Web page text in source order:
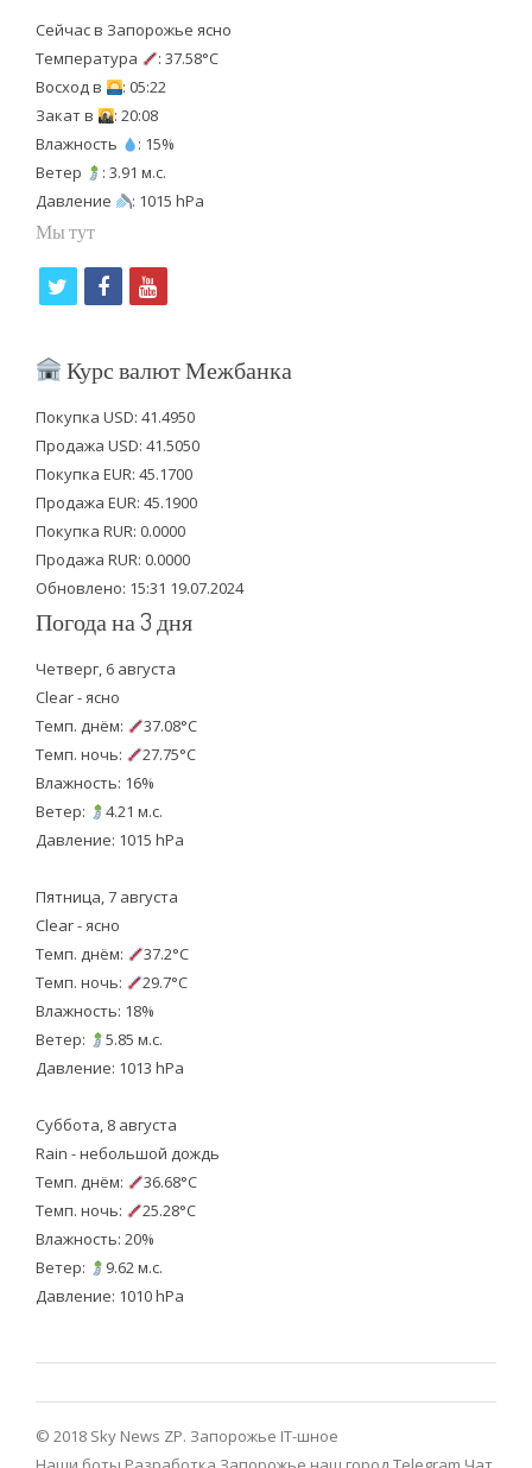
Сейчас в Запорожье ясно
Температура
: 37.58°C
Восход в
: 05:22
Закат в
: 20:08
Влажность
: 15%
Ветер
: 3.91 м.с.
Давление
: 1015 hPa
Мы тут
i
t
e
r
f
c
b
o
o
k
y
u
u
b
e
Курс валют Межбанка
Покупка USD: 41.4950
Продажа USD: 41.5050
Покупка EUR: 45.1700
Продажа EUR: 45.1900
Покупка RUR: 0.0000
Продажа RUR: 0.0000
Обновлено: 15:31 19.07.2024
Погода на 3 дня
Четверг, 6 августа
Clear - ясно
Темп. днём:
37.08°C
Темп. ночь:
27.75°C
Влажность: 16%
Ветер:
4.21 м.с.
Давление: 1015 hPa
Пятница, 7 августа
Clear - ясно
Темп. днём:
37.2°C
Темп. ночь:
29.7°C
Влажность: 18%
Ветер:
5.85 м.с.
Давление: 1013 hPa
Суббота, 8 августа
Rain - небольшой дождь
Темп. днём:
36.68°C
Темп. ночь:
25.28°C
Влажность: 20%
Ветер:
9.62 м.с.
Давление: 1010 hPa
© 2018 Sky News ZP. Запорожье IT-шное